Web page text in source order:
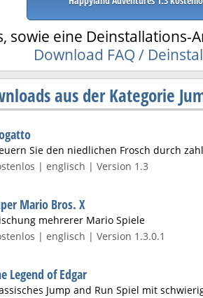
sowie eine Deinstallations-
Download FAQ /
aus der Kategorie
Sie den niedlichen Frosch durch
| englisch | Version 1.3
Mario Bros. X
mehrerer Mario Spiele
| englisch | Version 1.3.0.1
Legend of Edgar
Jump and Run Spiel mit